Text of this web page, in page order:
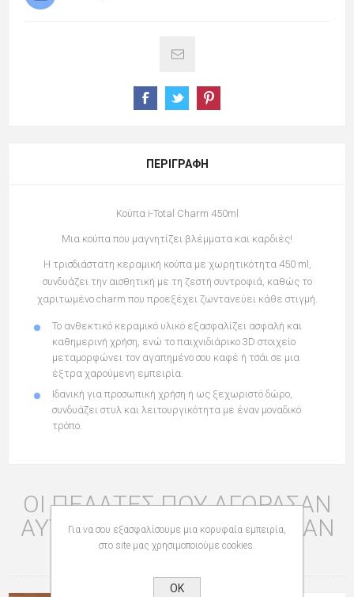
ΠΕΡΙΓΡΑΦΉ
Κούπα i-Total Charm 450ml
Μια κούπα που μαγνητίζει βλέμματα και καρδιές!
Η τρισδιάστατη κεραμική κούπα με χωρητικότητα 450 ml,
συνδυάζει την αισθητική με τη ζεστή συντροφιά, καθώς το
χαριτωμένο charm που προεξέχει ζωντανεύει κάθε στιγμή.
Το ανθεκτικό κεραμικό υλικό εξασφαλίζει ασφαλή και
καθημερινή χρήση, ενώ το παιχνιδιάρικο 3D στοιχείο
μεταμορφώνει τον αγαπημένο σου καφέ ή τσάι σε μια
έξτρα χαρούμενη εμπειρία.
Ιδανική για προσωπική χρήση ή ως ξεχωριστό δώρο,
συνδυάζει στυλ και λειτουργικότητα με έναν μοναδικό
τρόπο.
ΟΙ ΠΕΛΆΤΕΣ ΠΟΥ ΑΓΌΡΑΣΑΝ
ΑΥΤΌ ΤΟ ΠΡΟΪΌΝ ΑΓΌΡΑΣΑΝ
ΕΠΊΣΗΣ
Για να σου εξασφαλίσουμε μια κορυφαία εμπειρία,
στο site μας χρησιμοποιούμε cookies.
OK